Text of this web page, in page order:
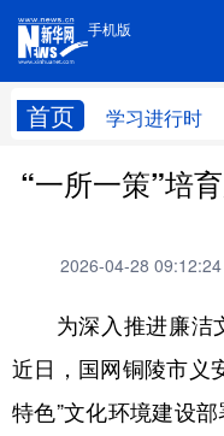
手机版
首页 学习进行时
手机版
学习进行时 高层
思客
科技 科创
文化 书画
“一所一策”培
2026-04-28 09:12:24
为深入推进廉洁文
近日，国网铜陵市义
特色”文化环境建设